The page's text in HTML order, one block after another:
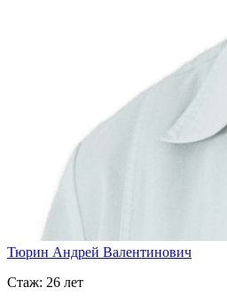
Тюрин Андрей Валентинович
Стаж: 26 лет